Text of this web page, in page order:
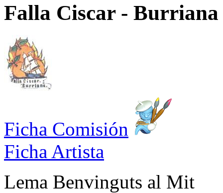
Falla Ciscar - Burriana
Ficha Comisión
Ficha Artista
Lema Benvinguts al Mit